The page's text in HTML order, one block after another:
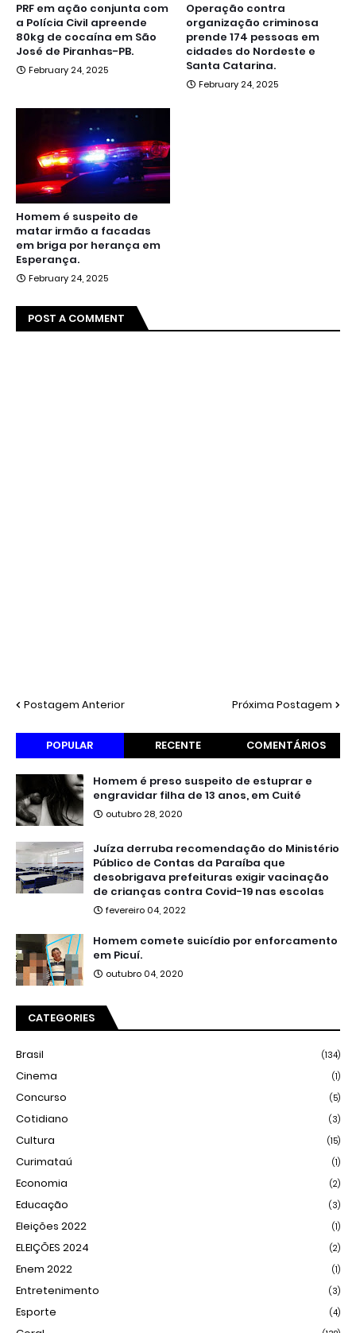
PRF em ação conjunta com
a Polícia Civil apreende
80kg de cocaína em São
José de Piranhas-PB.
February 24, 2025
Operação contra
organização criminosa
prende 174 pessoas em
cidades do Nordeste e
Santa Catarina.
February 24, 2025
Homem é suspeito de
matar irmão a facadas
em briga por herança em
Esperança.
February 24, 2025
POST A COMMENT
Postagem Anterior Próxima Postagem
POPULAR RECENTE COMENTÁRIOS
Homem é preso suspeito de estuprar e
engravidar filha de 13 anos, em Cuité
outubro 28, 2020
Juíza derruba recomendação do Ministério
Público de Contas da Paraíba que
desobrigava prefeituras exigir vacinação
de crianças contra Covid-19 nas escolas
fevereiro 04, 2022
Homem comete suicídio por enforcamento
em Picuí.
outubro 04, 2020
CATEGORIES
Brasil (134)
Cinema (1)
Concurso (5)
Cotidiano (3)
Cultura (15)
Curimataú (1)
Economia (2)
Educação (3)
Eleições 2022 (1)
ELEIÇÕES 2024 (2)
Enem 2022 (1)
Entretenimento (3)
Esporte (4)